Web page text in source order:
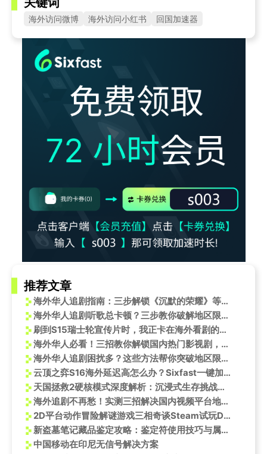
海外访问微博 海外访问小红书 回国加速器
推荐文章
海外华人追剧指南：三步解锁《沉默的荣耀》等国内热播剧
海外华人追剧听歌总卡顿？三步教你破解地区限制，国风舞台随时看
刷到S15瑞士轮宣传片时，我正卡在海外看剧的加载页面——突然想起当年追比赛的日子
海外华人必看！三招教你解锁国内热门影视剧，告别播放限制烦恼
海外华人追剧困扰多？这些方法帮你突破地区限制畅享国内影视资源
云顶之弈S16海外延迟高怎么办？Sixfast一键加速解锁国服新赛季
天国拯救2硬核模式深度解析：沉浸式生存挑战全面升级
海外追剧不再愁！实测三招解决国内视频平台地区限制与卡顿问题
2D平台动作冒险解谜游戏三相奇谈Steam试玩Demo上线！
新盗墓笔记藏品鉴定攻略：鉴定符使用技巧与属性提升指南
中国移动在印尼无信号解决方案